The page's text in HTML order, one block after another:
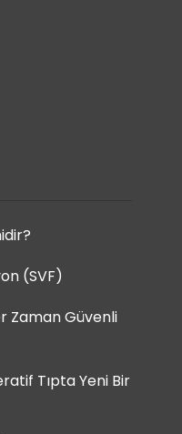
(SVF)
Zaman Güvenli
Tıpta Yeni Bir